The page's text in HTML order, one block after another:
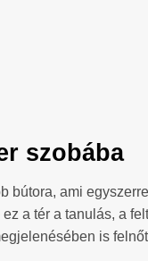
szobába
bútora, ami
a tér a tanulás, a
is